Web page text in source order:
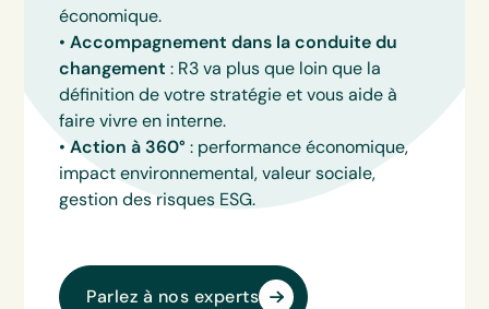
économique.
•Accompagnement dans la conduite du
changement : R3 va plus que loin que la
définition de votre stratégie et vous aide à
faire vivre en interne.
•Action à 360° : performance économique,
impact environnemental, valeur sociale,
gestion des risques ESG.
‍Parlez à nos experts